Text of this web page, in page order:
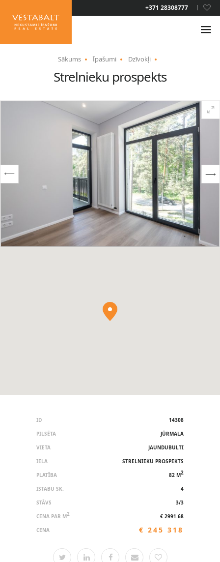
+371 28308777
LAT
ENG
JAUNUMI
UZTURĒŠANĀS ATĻAUJA
Sākums Īpašumi Dzīvokļi
Strelnieku prospekts
ID
14308
PILSĒTA
JŪRMALA
VIETA
JAUNDUBULTI
IELA
STRELNIEKU PROSPEKTS
PLATĪBA
82 M2
ISTABU SK.
4
STĀVS
3/3
CENA PAR M2
€ 2991.68
CENA
€ 245 318